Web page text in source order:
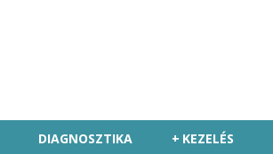
DIAGNOSZTIKA KEZELÉS
+